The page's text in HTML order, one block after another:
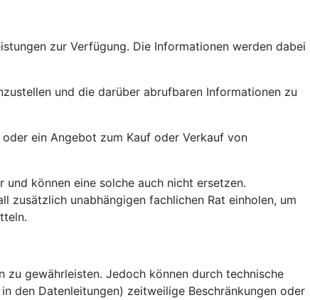
zur Verfügung. Die Informationen werden dabei
und die darüber abrufbaren Informationen zu
ein Angebot zum Kauf oder Verkauf von
können eine solche auch nicht ersetzen.
zusätzlich unabhängigen fachlichen Rat einholen, um
gewährleisten. Jedoch können durch technische
den Datenleitungen) zeitweilige Beschränkungen oder